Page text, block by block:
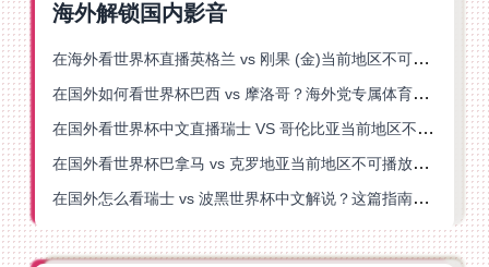
海外解锁国内影音
在海外看世界杯直播英格兰 vs 刚果 (金)当前地区不可播放？这篇指南帮你突破所有限制
在国外如何看世界杯巴西 vs 摩洛哥？海外党专属体育观赛指南来了
在国外看世界杯中文直播瑞士 VS 哥伦比亚当前地区不可播放？这篇指南帮你搞定
在国外看世界杯巴拿马 vs 克罗地亚当前地区不可播放？这篇指南帮你轻松解决海外体育直播难题
在国外怎么看瑞士 vs 波黑世界杯中文解说？这篇指南帮你搞定所有地区限制问题